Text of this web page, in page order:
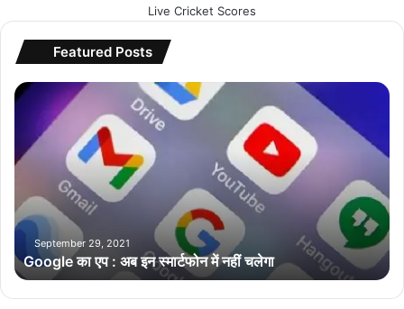
Live Cricket Scores
Featured Posts
G
l
का
ए
:
अ
ब
September 29, 2021
Google का एप : अब इन स्मार्टफोन में नहीं चलेगा